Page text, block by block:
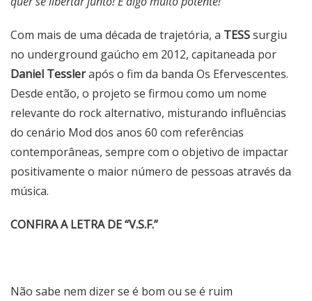
Com mais de uma década de trajetória, a TESSsurgiu
no underground gaúcho em 2012, capitaneada por
Daniel Tesslerapós o fim da banda Os Efervescentes.
Desde então, o projeto se firmou como um nome
relevante do rock alternativo, misturando influências
do cenário Mod dos anos 60 com referências
contemporâneas, sempre com o objetivo de impactar
positivamente o maior número de pessoas através da
música.
CONFIRA A LETRA DE “V.S.F.”
Não sabe nem dizer se é bom ou se é ruim